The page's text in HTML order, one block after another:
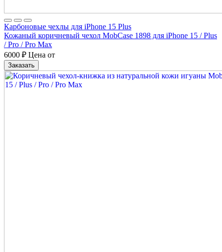
Карбоновые чехлы для iPhone 15 Plus
Кожаный коричневый чехол MobCase 1898 для iPhone 15 / Plus
/ Pro / Pro Max
6000 ₽ Цена от
Заказать